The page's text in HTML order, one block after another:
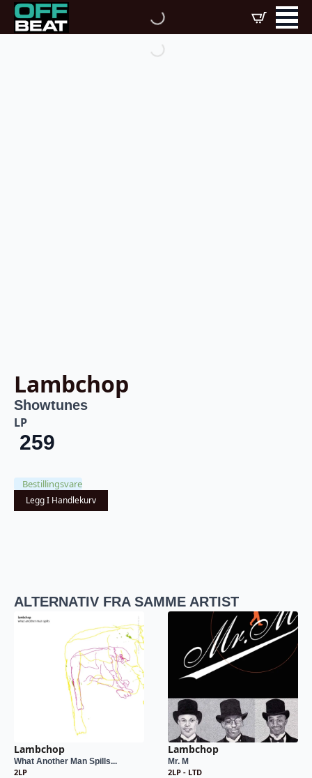
Lambchop
Showtunes
LP
259
Bestillingsvare
Legg I Handlekurv
ALTERNATIV FRA SAMME ARTIST
Lambchop
What Another Man Spills...
2LP
Lambchop
Mr. M
2LP - LTD